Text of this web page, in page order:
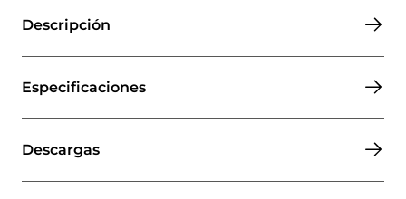
Descripción
Especificaciones
Descargas